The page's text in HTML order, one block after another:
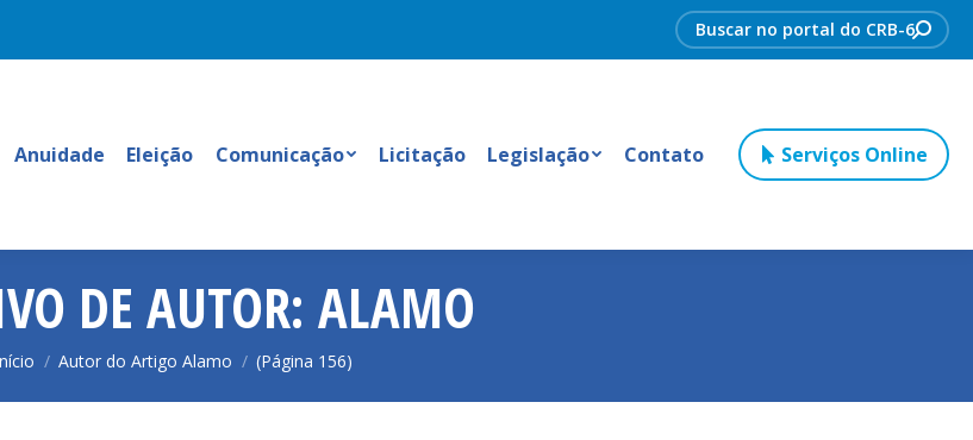
Search:
Anuidade Eleição Comunicação Licitação Legislação Contato Serviços Online
DE AUTOR: ALAMO
está aqui:
Autor do Artigo Alamo (Página 156)